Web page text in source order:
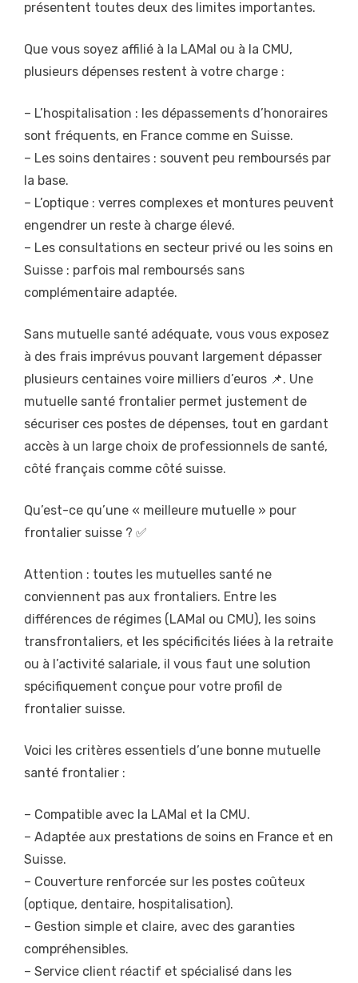
présentent toutes deux des limites importantes.
Que vous soyez affilié à la LAMal ou à la CMU,
plusieurs dépenses restent à votre charge :
– L’hospitalisation : les dépassements d’honoraires
sont fréquents, en France comme en Suisse.
– Les soins dentaires : souvent peu remboursés par
la base.
– L’optique : verres complexes et montures peuvent
engendrer un reste à charge élevé.
– Les consultations en secteur privé ou les soins en
Suisse : parfois mal remboursés sans
complémentaire adaptée.
Sans mutuelle santé adéquate, vous vous exposez
à des frais imprévus pouvant largement dépasser
plusieurs centaines voire milliers d’euros 📌. Une
mutuelle santé frontalier permet justement de
sécuriser ces postes de dépenses, tout en gardant
accès à un large choix de professionnels de santé,
côté français comme côté suisse.
Qu’est-ce qu’une « meilleure mutuelle » pour
frontalier suisse ? ✅
Attention : toutes les mutuelles santé ne
conviennent pas aux frontaliers. Entre les
différences de régimes (LAMal ou CMU), les soins
transfrontaliers, et les spécificités liées à la retraite
ou à l’activité salariale, il vous faut une solution
spécifiquement conçue pour votre profil de
frontalier suisse.
Voici les critères essentiels d’une bonne mutuelle
santé frontalier :
– Compatible avec la LAMal et la CMU.
– Adaptée aux prestations de soins en France et en
Suisse.
– Couverture renforcée sur les postes coûteux
(optique, dentaire, hospitalisation).
– Gestion simple et claire, avec des garanties
compréhensibles.
– Service client réactif et spécialisé dans les